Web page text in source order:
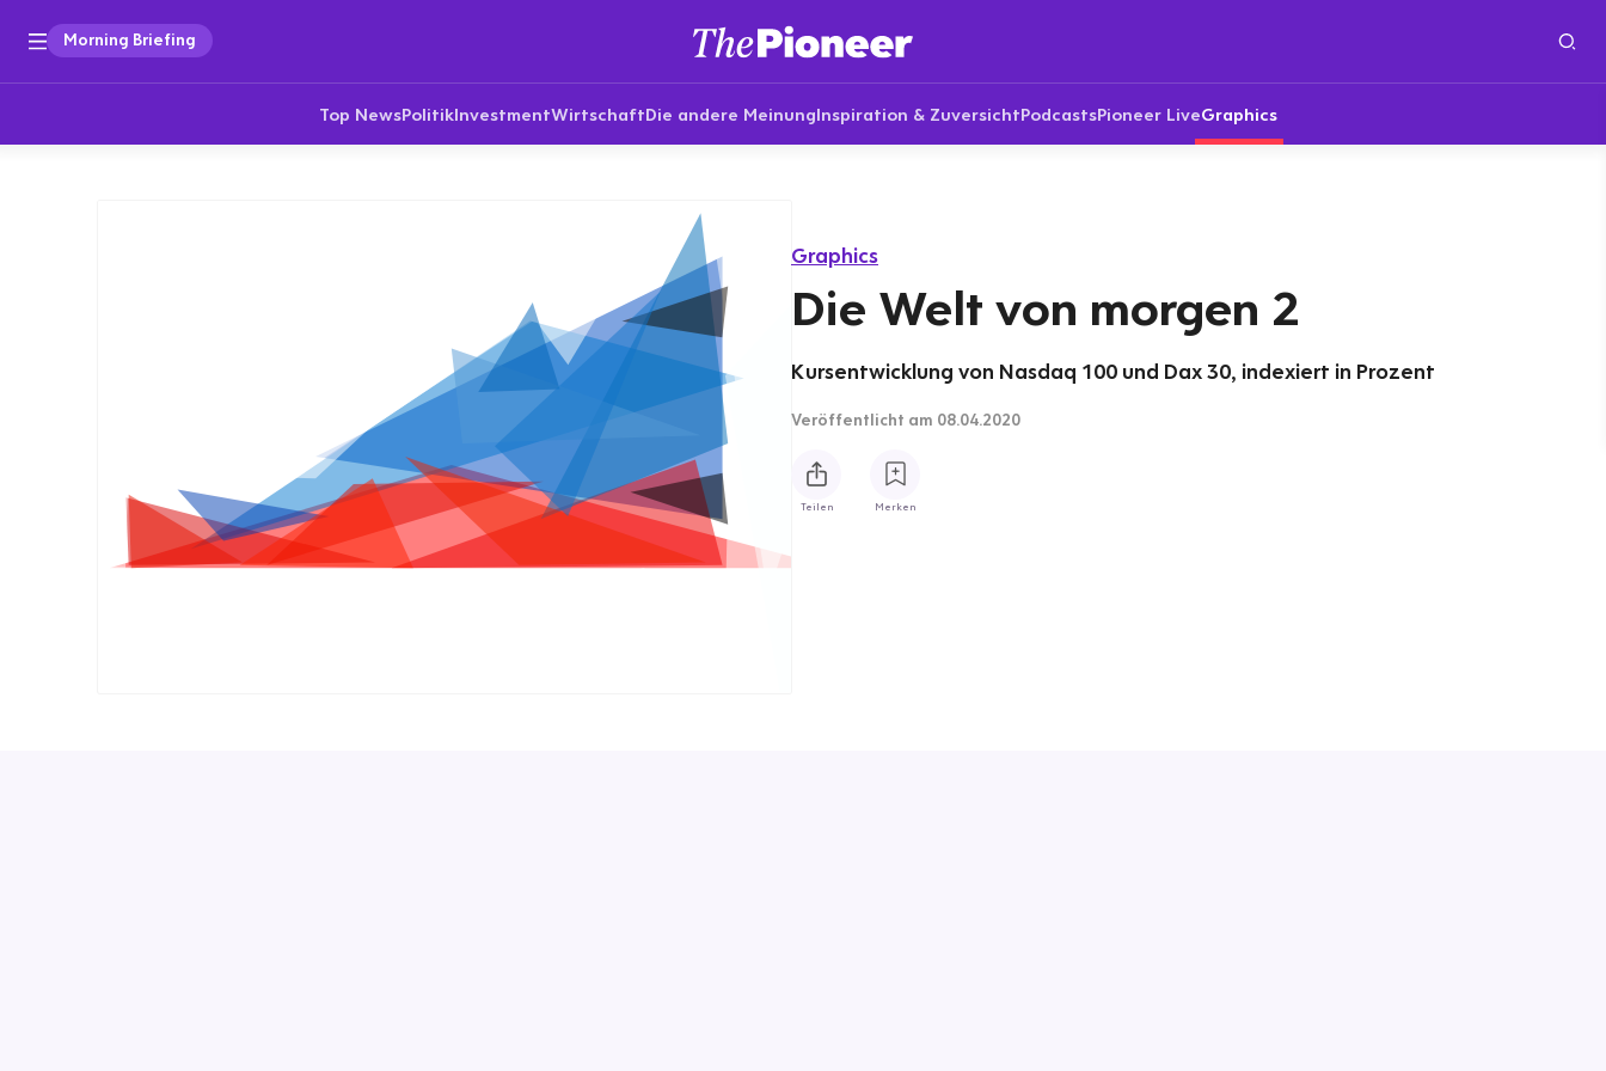
Morning Briefing
Top NewsPolitikInvestmentWirtschaftDie andere MeinungInspiration & ZuversichtPodcastsPioneer LiveGraphics
Graphics
Die Welt von morgen 2
Kursentwicklung von Nasdaq 100 und Dax 30, indexiert in Prozent
Veröffentlicht am 08.04.2020
Teilen Merken